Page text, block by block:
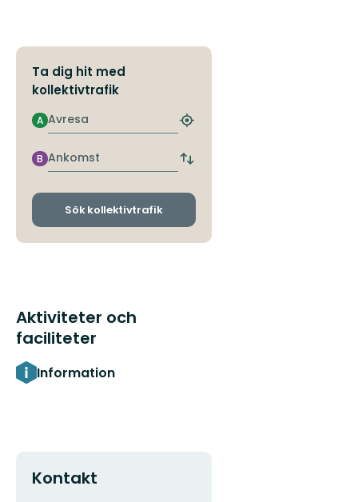
Ta dig hit med
kollektivtrafik
Avresa
A
Hitta
hållplats
Ankomst
B
Byt
och
Sök kollektivtrafik
Aktiviteter och
faciliteter
Information
Kontakt